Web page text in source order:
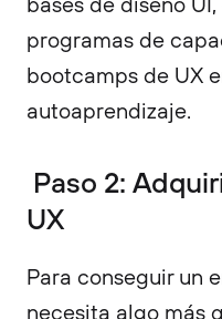
programas de
bootcamps de UX
autoaprendizaje.
Paso 2:
UX
Para conseguir un
necesita algo más